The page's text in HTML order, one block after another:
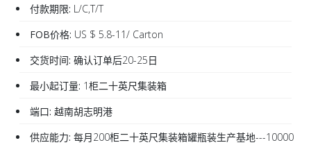
付款期限: L/C,T/T
FOB价格: US $ 5.8-11/ Carton
交货时间: 确认订单后20-25日
最小起订量: 1柜二十英尺集装箱
端口: 越南胡志明港
供应能力: 每月200柜二十英尺集装箱罐瓶装生产基地---10000